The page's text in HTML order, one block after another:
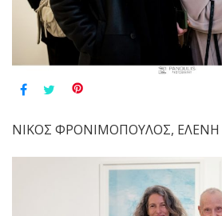
ΝΙΚΟΣ ΦΡΟΝΙΜΟΠΟΥΛΟΣ, ΕΛΕΝΗ